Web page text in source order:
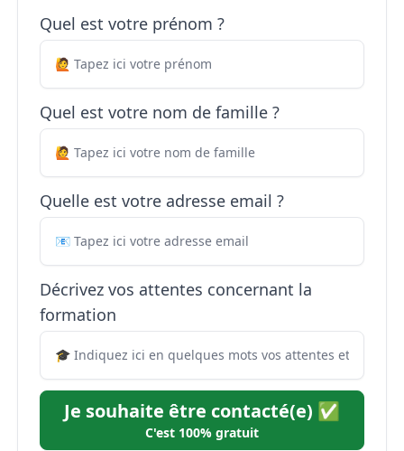
Quel est votre prénom ?
Quel est votre nom de famille ?
Quelle est votre adresse email ?
Décrivez vos attentes concernant la
formation
Je souhaite être contacté(e) ✅
C'est 100% gratuit